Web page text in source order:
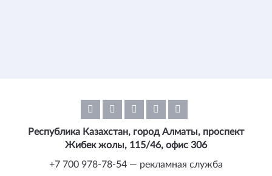
Республика Казахстан, город Алматы, проспект
Жибек жолы, 115/46, офис 306
+7 700 978-78-54 — рекламная служба